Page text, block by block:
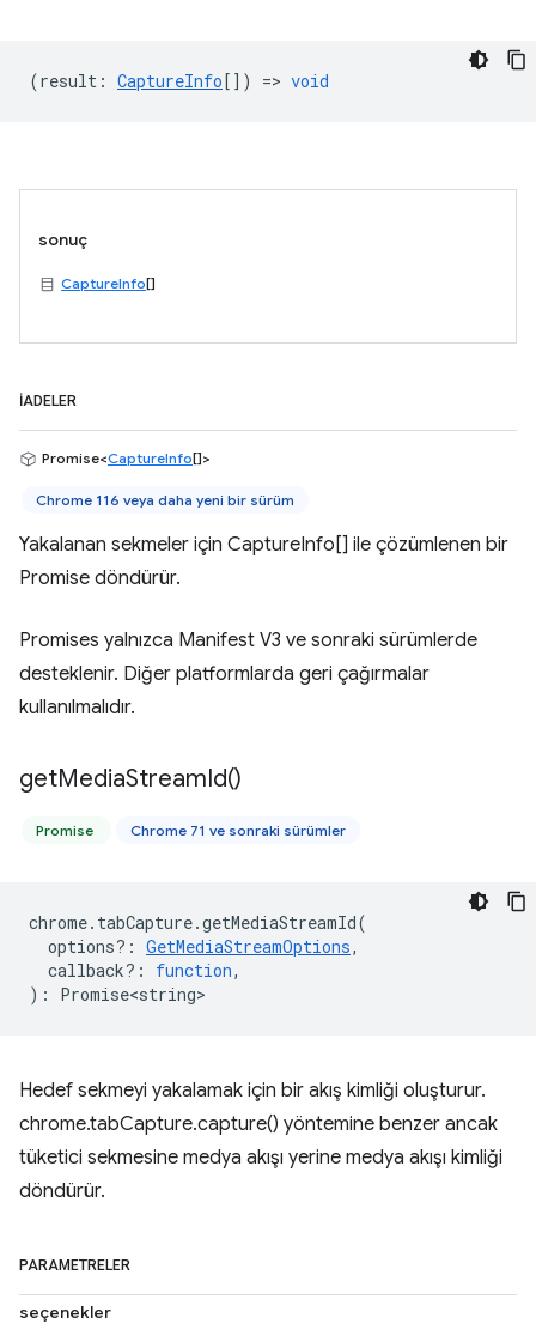
(result : CaptureInfo[]) => void
sonuç
CaptureInfo[]
İADELER
Promise<CaptureInfo[]>
Chrome 116 veya daha yeni bir sürüm
Yakalanan sekmeler için CaptureInfo[] ile çözümlenen bir
Promise döndürür.
Promises yalnızca Manifest V3 ve sonraki sürümlerde
desteklenir. Diğer platformlarda geri çağırmalar
kullanılmalıdır.
getMediaStreamId()
Promise Chrome 71 ve sonraki sürümler
chrome. tabCapture.getMediaStreamId(
options? : GetMediaStreamOptions,
callback? : function,
) : Promise<string>
Hedef sekmeyi yakalamak için bir akış kimliği oluşturur.
chrome.tabCapture.capture() yöntemine benzer ancak
tüketici sekmesine medya akışı yerine medya akışı kimliği
döndürür.
PARAMETRELER
seçenekler